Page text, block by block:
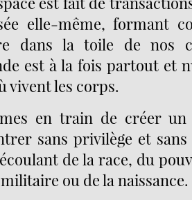
elle-même, formant
dans la toile de nos
est à la fois partout et
vivent les corps.
en train de créer
sans privilège et
de la race, du
ou de la naissance.